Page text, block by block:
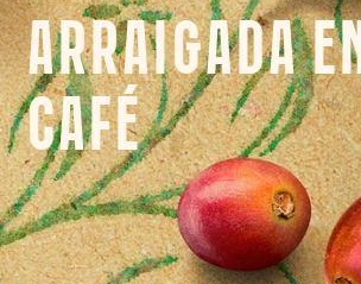
ARRAIGADA
CAFÉ